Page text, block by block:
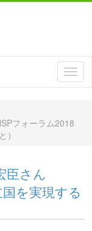
フォーラム2018
）
臣さん
を実現する